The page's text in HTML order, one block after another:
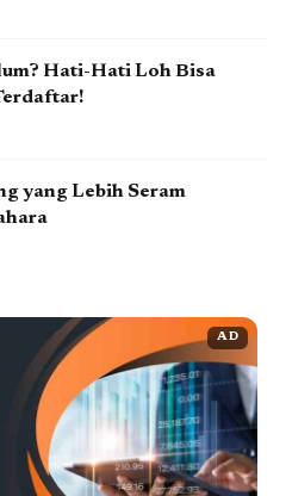
Hati-Hati Loh Bisa
yang Lebih Seram
AD